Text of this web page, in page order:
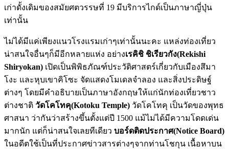
เก่าดั้งเดิมของสมัยศตวรรษที่ 19 มีบริการไกด์เป็นภาษาญี่ปุ่น
เท่านั้น
ไม่ได้มีแค่เพียงแนวโรงแรมเก่าๆเท่านั้นนะคะ แหล่งท่องเที่ยว
น่าสนใจอื่นๆก็มีอีกหลายแห่ง อย่างเรคิชิ ชิเรียวกัง(Rekishi
Shiryokan) เปิดเป็นพิพิธภัณฑ์ประวัติศาสตร์เกี่ยวกับเมืองสึมา
โงะ และหุบเขาคิโซะ จัดแสดงโมเดลจำลอง และสิ่งประดิษฐ์
ต่างๆ โดยมีคำอธิบายเป็นภาษาอังกฤษให้แก่นักท่องเที่ยวชาว
ต่างชาติ วัดโคโทคุ(Kotoku Temple) วัดโคโทคุ เป็นวัดของพุทธ
ศาสนา ว่ากันว่าสร้างขึ้นตั้งแต่ปี 1500 แม้ไม่ได้มีความโดดเด่น
มากนัก แต่ก็น่าสนใจเลยทีเดียว บอร์ดติดประกาศ(Notice Board)
ในอดีตใช้เป็นที่ประกาศข่าวสารต่างๆจากท่านโชกุน เนื้อหาบน